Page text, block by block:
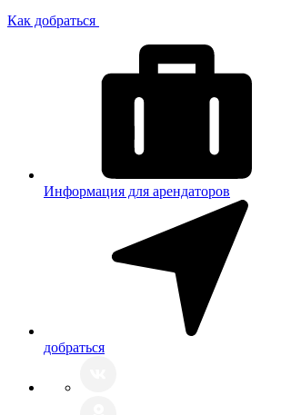
Как добраться
Информация для арендаторов
добраться